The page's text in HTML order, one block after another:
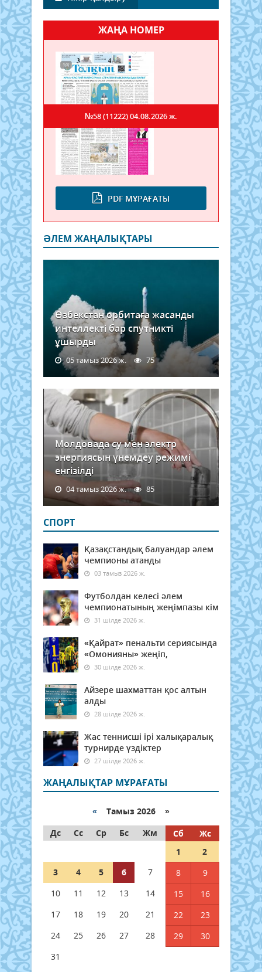
ЖАҢА НОМЕР
PDF МҰРАҒАТЫ
№58 (11222)04.08.2026 ж.
ӘЛЕМ ЖАҢАЛЫҚТАРЫ
Өзбекстан орбитаға жасанды
интеллекті бар спутникті
ұшырды
05 тамыз 2026 ж. 75
Молдовада су мен электр
энергиясын үнемдеу режимі
енгізілді
04 тамыз 2026 ж. 85
СПОРТ
Қазақстандық балуандар әлем
чемпионы атанды
03 тамыз 2026 ж.
Футболдан келесі әлем
чемпионатының жеңімпазы кім
31 шілде 2026 ж.
«Қайрат» пенальти сериясында
«Омонияны» жеңіп,
30 шілде 2026 ж.
Айзере шахматтан қос алтын
алды
28 шілде 2026 ж.
Жас теннисші ірі халықаралық
турнирде үздіктер
27 шілде 2026 ж.
ЖАҢАЛЫҚТАР МҰРАҒАТЫ
« Тамыз 2026 »
Дс
Сс Ср Бс Жм Сб
Жс
1
2
3
4 5 6 7 8
9
10
11 12 13 14 15
16
17
18 19 20 21 22
23
24
25 26 27 28 29
30
31